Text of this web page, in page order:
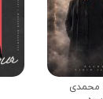
محمدی